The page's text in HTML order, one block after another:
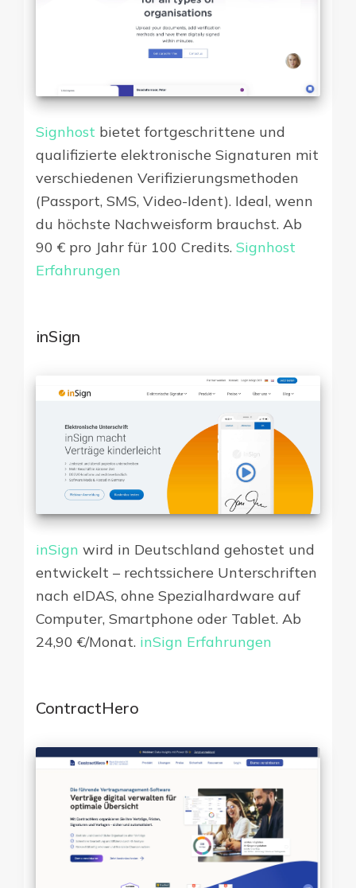
Signhost bietet fortgeschrittene und
qualifizierte elektronische Signaturen mit
verschiedenen Verifizierungsmethoden
(Passport, SMS, Video-Ident). Ideal, wenn
du höchste Nachweisform brauchst. Ab
90 € pro Jahr für 100 Credits. Signhost
Erfahrungen
inSign
inSign wird in Deutschland gehostet und
entwickelt – rechtssichere Unterschriften
nach eIDAS, ohne Spezialhardware auf
Computer, Smartphone oder Tablet. Ab
24,90 €/Monat. inSign Erfahrungen
ContractHero